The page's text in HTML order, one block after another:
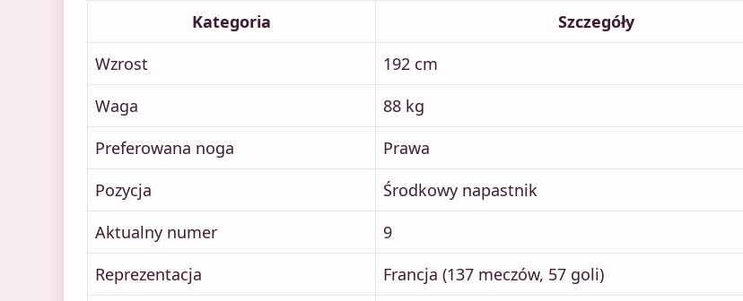
Kategoria
Szczegóły
Wzrost
192 cm
Waga
88 kg
Preferowana noga
Prawa
Pozycja
Środkowy napastnik
Aktualny numer
9
Reprezentacja
Francja (137 meczów, 57 goli)